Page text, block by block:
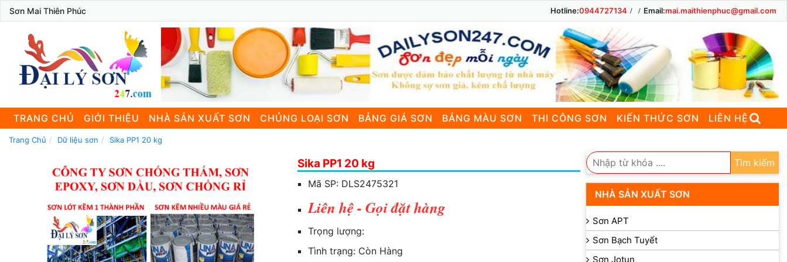
Sơn Mai Thiên Phúc Hotline:0944727134 Email:mai.maithienphuc@gmail.com
TRANG CHỦ GIỚI THIỆU NHÀ SẢN XUẤT SƠN CHỦNG LOẠI SƠN BẢNG GIÁ SƠN BẢNG MÀU SƠN THI CÔNG SƠN KIẾN THỨC SƠN LIÊN HỆ
Trang Chủ Dữ liệu sơn Sika PP1 20 kg
Sika PP1 20 kg
Mã SP: DLS2475321
Liên hệ - Gọi đặt hàng
Trọng lượng:
Tình trạng: Còn Hàng
Tìm kiếm
NHÀ SẢN XUẤT SƠN
Sơn APT
Sơn Bạch Tuyết
Sơn Jotun